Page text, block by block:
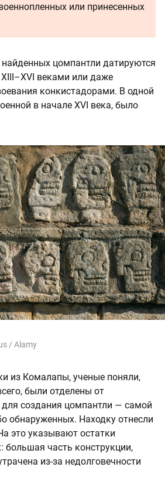
или принесенных
цомпантли датируются
веками или даже
конкистадорами. В одной
в начале XVI века, было
/ Alamy
из Комалапы, ученые поняли,
были отделены от
для создания цомпантли — самой
обнаруженных. Находку отнесли
это указывают остатки
большая часть конструкции,
из-за недолговечности